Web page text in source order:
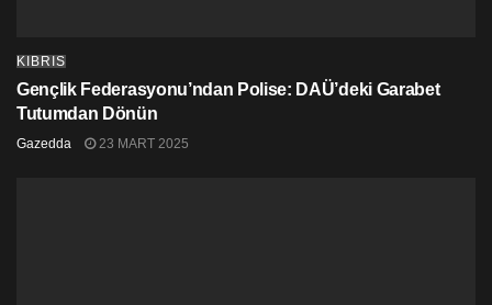
KIBRIS
Gençlik Federasyonu’ndan Polise: DAÜ’deki Garabet
Tutumdan Dönün
Gazedda 23 MART 2025